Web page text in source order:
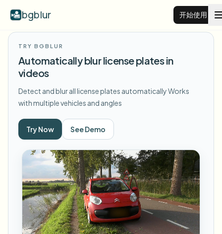
bgblur 开始使用
示例
浏览完整示例库
模糊人脸
模糊车牌
功能
View all features
Browse every blur tool in one place
模糊车牌
企业
学校与教育
校园摄像头、讲座和地区批量隐私
资源
TRY BGBLUR
Automatically blur license plates in
videos
Detect and blur all license plates automaticallyWorks
with multiple vehicles and angles
Try Now See Demo